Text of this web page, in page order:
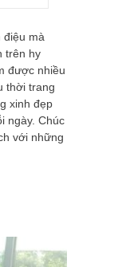
điệu mà
trên hy
được nhiều
thời trang
xinh đẹp
ngày. Chúc
với những